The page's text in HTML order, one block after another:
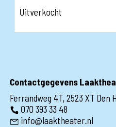
Uitverkocht
Contactgegevens
Ferrandweg 4T, 2523 XT Den
070 393 33 48
info@laaktheater.nl